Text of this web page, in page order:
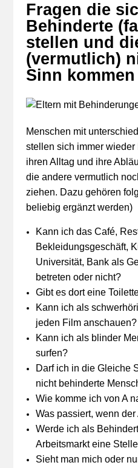
Fragen die
Behinderte
stellen und
(vermutlich)
Sinn kommen
Menschen mit
stellen sich immer
ihren Alltag und ihre
die andere vermutlich
ziehen. Dazu gehören
beliebig ergänzt werden)
Kann ich das Café,
Bekleidungsgeschäft,
Universität, Bank als
betreten oder nicht?
Gibt es dort eine
Kann ich als
jeden Film anschauen?
Kann ich als blinder
surfen?
Darf ich in die Gleiche
nicht behinderte
Wie komme ich von A
Was passiert, wenn
Werde ich als
Arbeitsmarkt eine
Sieht man mich oder